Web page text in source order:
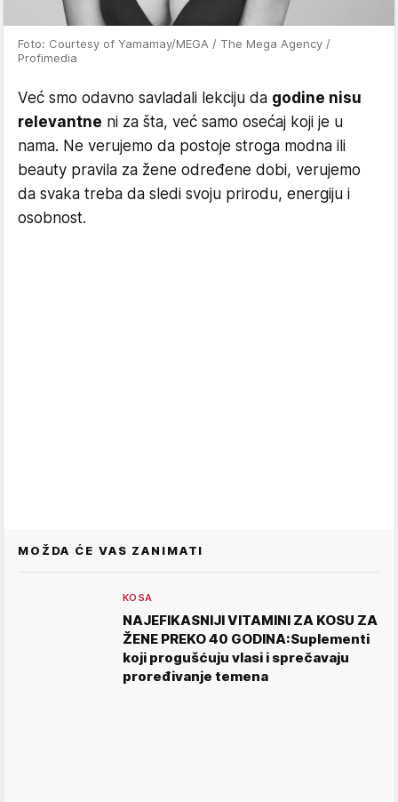
Foto: Courtesy of Yamamay/MEGA / The Mega Agency /
Profimedia
Već smo odavno savladali lekciju da godine nisu
relevantne ni za šta, već samo osećaj koji je u
nama. Ne verujemo da postoje stroga modna ili
beauty pravila za žene određene dobi, verujemo
da svaka treba da sledi svoju prirodu, energiju i
osobnost.
MOŽDA ĆE VAS ZANIMATI
KOSA
NAJEFIKASNIJI VITAMINI ZA KOSU ZA
ŽENE PREKO 40 GODINA:Suplementi
koji progušćuju vlasi i sprečavaju
proređivanje temena